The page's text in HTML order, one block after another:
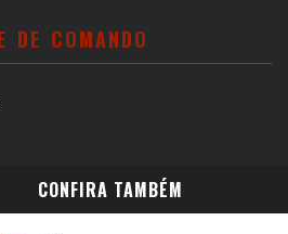
CONFIRA TAMBÉM
DE COMANDO